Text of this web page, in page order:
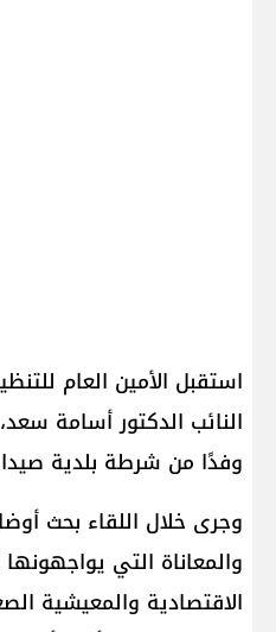
استقبل الأمين العام
النائب الدكتور أسامة
وفدًا من شرطة بلدية
وجرى خلال اللقاء بحث
والمعاناة التي
الاقتصادية والمعيشية